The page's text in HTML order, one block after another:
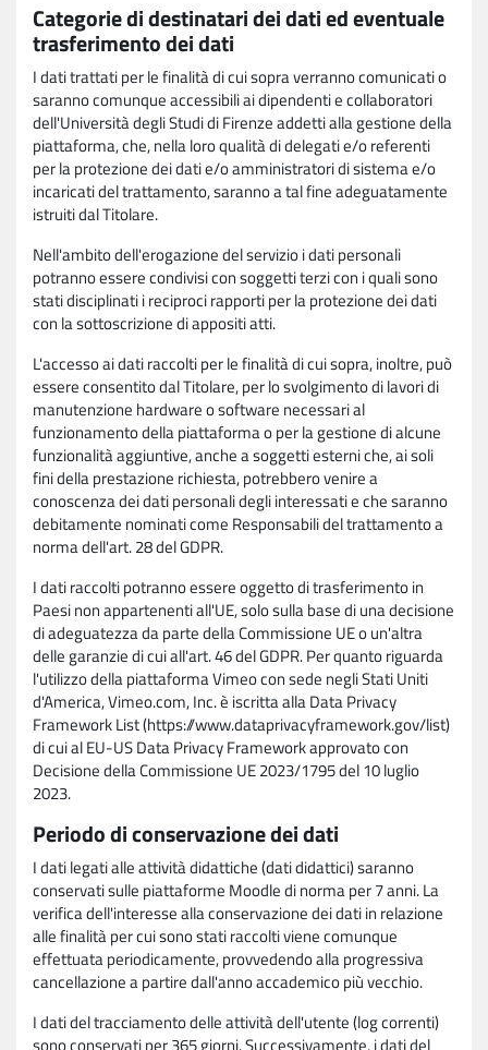
Categorie di destinatari dei dati ed eventuale
trasferimento dei dati
I dati trattati per le finalità di cui sopra verranno comunicati o
saranno comunque accessibili ai dipendenti e collaboratori
dell'Università degli Studi di Firenze addetti alla gestione della
piattaforma, che, nella loro qualità di delegati e/o referenti
per la protezione dei dati e/o amministratori di sistema e/o
incaricati del trattamento, saranno a tal fine adeguatamente
istruiti dal Titolare.
Nell'ambito dell'erogazione del servizio i dati personali
potranno essere condivisi con soggetti terzi con i quali sono
stati disciplinati i reciproci rapporti per la protezione dei dati
con la sottoscrizione di appositi atti.
L'accesso ai dati raccolti per le finalità di cui sopra, inoltre, può
essere consentito dal Titolare, per lo svolgimento di lavori di
manutenzione hardware o software necessari al
funzionamento della piattaforma o per la gestione di alcune
funzionalità aggiuntive, anche a soggetti esterni che, ai soli
fini della prestazione richiesta, potrebbero venire a
conoscenza dei dati personali degli interessati e che saranno
debitamente nominati come Responsabili del trattamento a
norma dell'art. 28 del GDPR.
I dati raccolti potranno essere oggetto di trasferimento in
Paesi non appartenenti all'UE, solo sulla base di una decisione
di adeguatezza da parte della Commissione UE o un'altra
delle garanzie di cui all'art. 46 del GDPR. Per quanto riguarda
l'utilizzo della piattaforma Vimeo con sede negli Stati Uniti
d'America, Vimeo.com, Inc. è iscritta alla Data Privacy
Framework List (https://www.dataprivacyframework.gov/list)
di cui al EU-US Data Privacy Framework approvato con
Decisione della Commissione UE 2023/1795 del 10 luglio
2023.
Periodo di conservazione dei dati
I dati legati alle attività didattiche (dati didattici) saranno
conservati sulle piattaforme Moodle di norma per 7 anni. La
verifica dell'interesse alla conservazione dei dati in relazione
alle finalità per cui sono stati raccolti viene comunque
effettuata periodicamente, provvedendo alla progressiva
cancellazione a partire dall'anno accademico più vecchio.
I dati del tracciamento delle attività dell'utente (log correnti)
sono conservati per 365 giorni. Successivamente, i dati del